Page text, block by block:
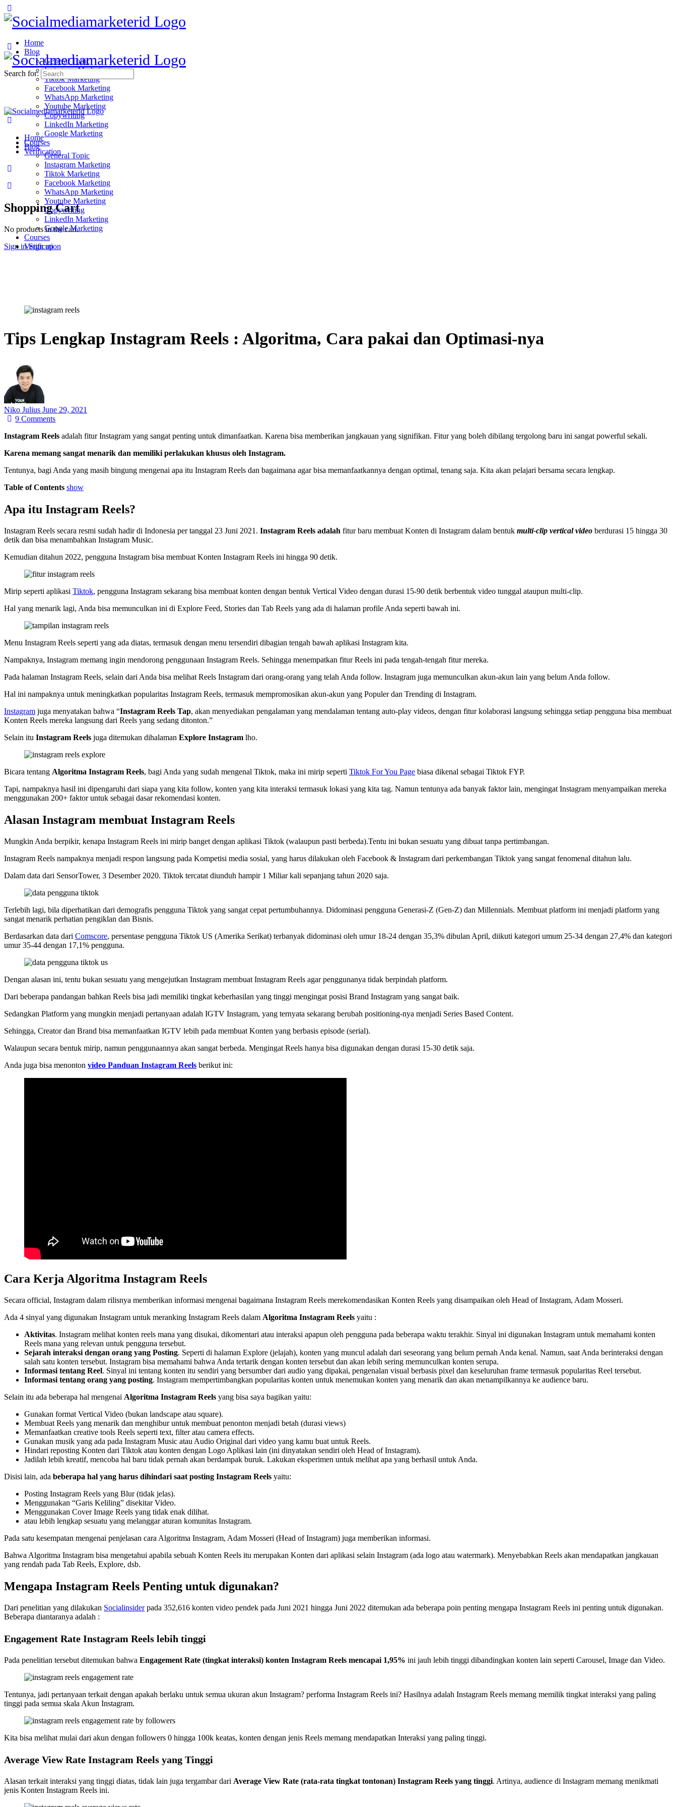
Home
Blog
General Topic
Instagram Marketing
Tiktok Marketing
Facebook Marketing
WhatsApp Marketing
Youtube Marketing
Copywriting
LinkedIn Marketing
Google Marketing
Courses
Verification
Shopping Cart
No products in the cart.
Sign in Sign up
Search for:
Home
Blog
General Topic
Instagram Marketing
Tiktok Marketing
Facebook Marketing
WhatsApp Marketing
Youtube Marketing
Copywriting
LinkedIn Marketing
Google Marketing
Courses
Verification
Tips Lengkap Instagram Reels : Algoritma, Cara pakai dan Optimasi-nya
Niko Julius June 29, 2021
9Comments
Instagram Reels adalah fitur Instagram yang sangat penting untuk dimanfaatkan. Karena bisa memberikan jangkauan yang signifikan. Fitur yang boleh dibilang tergolong baru ini sangat powerful sekali.
Karena memang sangat menarik dan memiliki perlakukan khusus oleh Instagram.
Tentunya, bagi Anda yang masih bingung mengenai apa itu Instagram Reels dan bagaimana agar bisa memanfaatkannya dengan optimal, tenang saja. Kita akan pelajari bersama secara lengkap.
Table of Contents show
Apa itu Instagram Reels?
Instagram Reels secara resmi sudah hadir di Indonesia per tanggal 23 Juni 2021. Instagram Reels adalah fitur baru membuat Konten di Instagram dalam bentuk multi-clip vertical video berdurasi 15 hingga 30
detik dan bisa menambahkan Instagram Music.
Kemudian ditahun 2022, pengguna Instagram bisa membuat Konten Instagram Reels ini hingga 90 detik.
Mirip seperti aplikasi Tiktok, pengguna Instagram sekarang bisa membuat konten dengan bentuk Vertical Video dengan durasi 15-90 detik berbentuk video tunggal ataupun multi-clip.
Hal yang menarik lagi, Anda bisa memunculkan ini di Explore Feed, Stories dan Tab Reels yang ada di halaman profile Anda seperti bawah ini.
Menu Instagram Reels seperti yang ada diatas, termasuk dengan menu tersendiri dibagian tengah bawah aplikasi Instagram kita.
Nampaknya, Instagram memang ingin mendorong penggunaan Instagram Reels. Sehingga menempatkan fitur Reels ini pada tengah-tengah fitur mereka.
Pada halaman Instagram Reels, selain dari Anda bisa melihat Reels Instagram dari orang-orang yang telah Anda follow. Instagram juga memunculkan akun-akun lain yang belum Anda follow.
Hal ini nampaknya untuk meningkatkan popularitas Instagram Reels, termasuk mempromosikan akun-akun yang Populer dan Trending di Instagram.
Instagram juga menyatakan bahwa “Instagram Reels Tap, akan menyediakan pengalaman yang mendalaman tentang auto-play videos, dengan fitur kolaborasi langsung sehingga setiap pengguna bisa membuat
Konten Reels mereka langsung dari Reels yang sedang ditonton.”
Selain itu Instagram Reels juga ditemukan dihalaman Explore Instagram lho.
Bicara tentang Algoritma Instagram Reels, bagi Anda yang sudah mengenal Tiktok, maka ini mirip seperti Tiktok For You Page biasa dikenal sebagai Tiktok FYP.
Tapi, nampaknya hasil ini dipengaruhi dari siapa yang kita follow, konten yang kita interaksi termasuk lokasi yang kita tag. Namun tentunya ada banyak faktor lain, mengingat Instagram menyampaikan mereka
menggunakan 200+ faktor untuk sebagai dasar rekomendasi konten.
Alasan Instagram membuat Instagram Reels
Mungkin Anda berpikir, kenapa Instagram Reels ini mirip banget dengan aplikasi Tiktok (walaupun pasti berbeda).Tentu ini bukan sesuatu yang dibuat tanpa pertimbangan.
Instagram Reels nampaknya menjadi respon langsung pada Kompetisi media sosial, yang harus dilakukan oleh Facebook & Instagram dari perkembangan Tiktok yang sangat fenomenal ditahun lalu.
Dalam data dari SensorTower, 3 Desember 2020. Tiktok tercatat diunduh hampir 1 Miliar kali sepanjang tahun 2020 saja.
Terlebih lagi, bila diperhatikan dari demografis pengguna Tiktok yang sangat cepat pertumbuhannya. Didominasi pengguna Generasi-Z (Gen-Z) dan Millennials. Membuat platform ini menjadi platform yang
sangat menarik perhatian pengiklan dan Bisnis.
Berdasarkan data dari Comscore, persentase pengguna Tiktok US (Amerika Serikat) terbanyak didominasi oleh umur 18-24 dengan 35,3% dibulan April, diikuti kategori umum 25-34 dengan 27,4% dan kategori
umur 35-44 dengan 17,1% pengguna.
Dengan alasan ini, tentu bukan sesuatu yang mengejutkan Instagram membuat Instagram Reels agar penggunanya tidak berpindah platform.
Dari beberapa pandangan bahkan Reels bisa jadi memiliki tingkat keberhasilan yang tinggi mengingat posisi Brand Instagram yang sangat baik.
Sedangkan Platform yang mungkin menjadi pertanyaan adalah IGTV Instagram, yang ternyata sekarang berubah positioning-nya menjadi Series Based Content.
Sehingga, Creator dan Brand bisa memanfaatkan IGTV lebih pada membuat Konten yang berbasis episode (serial).
Walaupun secara bentuk mirip, namun penggunaannya akan sangat berbeda. Mengingat Reels hanya bisa digunakan dengan durasi 15-30 detik saja.
Anda juga bisa menonton video Panduan Instagram Reels berikut ini:
Cara Kerja Algoritma Instagram Reels
Secara official, Instagram dalam rilisnya memberikan informasi mengenai bagaimana Instagram Reels merekomendasikan Konten Reels yang disampaikan oleh Head of Instagram, Adam Mosseri.
Ada 4 sinyal yang digunakan Instagram untuk meranking Instagram Reels dalam Algoritma Instagram Reels yaitu :
Aktivitas. Instagram melihat konten reels mana yang disukai, dikomentari atau interaksi apapun oleh pengguna pada beberapa waktu terakhir. Sinyal ini digunakan Instagram untuk memahami konten
Reels mana yang relevan untuk pengguna tersebut.
Sejarah interaksi dengan orang yang Posting. Seperti di halaman Explore (jelajah), konten yang muncul adalah dari seseorang yang belum pernah Anda kenal. Namun, saat Anda berinteraksi dengan
salah satu konten tersebut. Instagram bisa memahami bahwa Anda tertarik dengan konten tersebut dan akan lebih sering memunculkan konten serupa.
Informasi tentang Reel. Sinyal ini tentang konten itu sendiri yang bersumber dari audio yang dipakai, pengenalan visual berbasis pixel dan keseluruhan frame termasuk popularitas Reel tersebut.
Informasi tentang orang yang posting. Instagram mempertimbangkan popularitas konten untuk menemukan konten yang menarik dan akan menampilkannya ke audience baru.
Selain itu ada beberapa hal mengenai Algoritma Instagram Reels yang bisa saya bagikan yaitu:
Gunakan format Vertical Video (bukan landscape atau square).
Membuat Reels yang menarik dan menghibur untuk membuat penonton menjadi betah (durasi views)
Memanfaatkan creative tools Reels seperti text, filter atau camera effects.
Gunakan musik yang ada pada Instagram Music atau Audio Original dari video yang kamu buat untuk Reels.
Hindari reposting Konten dari Tiktok atau konten dengan Logo Aplikasi lain (ini dinyatakan sendiri oleh Head of Instagram).
Jadilah lebih kreatif, mencoba hal baru tidak pernah akan berdampak buruk. Lakukan eksperimen untuk melihat apa yang berhasil untuk Anda.
Disisi lain, ada beberapa hal yang harus dihindari saat posting Instagram Reels yaitu:
Posting Instagram Reels yang Blur (tidak jelas).
Menggunakan “Garis Keliling” disekitar Video.
Menggunakan Cover Image Reels yang tidak enak dilihat.
atau lebih lengkap sesuatu yang melanggar aturan komunitas Instagram.
Pada satu kesempatan mengenai penjelasan cara Algoritma Instagram, Adam Mosseri (Head of Instagram) juga memberikan informasi.
Bahwa Algoritma Instagram bisa mengetahui apabila sebuah Konten Reels itu merupakan Konten dari aplikasi selain Instagram (ada logo atau watermark). Menyebabkan Reels akan mendapatkan jangkauan
yang rendah pada Tab Reels, Explore, dsb.
Mengapa Instagram Reels Penting untuk digunakan?
Dari penelitian yang dilakukan Socialinsiderpada 352,616 konten video pendek pada Juni 2021 hingga Juni 2022 ditemukan ada beberapa poin penting mengapa Instagram Reels ini penting untuk digunakan.
Beberapa diantaranya adalah :
Engagement Rate Instagram Reels lebih tinggi
Pada penelitian tersebut ditemukan bahwa Engagement Rate (tingkat interaksi) konten Instagram Reels mencapai 1,95% ini jauh lebih tinggi dibandingkan konten lain seperti Carousel, Image dan Video.
Tentunya, jadi pertanyaan terkait dengan apakah berlaku untuk semua ukuran akun Instagram? performa Instagram Reels ini? Hasilnya adalah Instagram Reels memang memilik tingkat interaksi yang paling
tinggi pada semua skala Akun Instagram.
Kita bisa melihat mulai dari akun dengan followers 0 hingga 100k keatas, konten dengan jenis Reels memang mendapatkan Interaksi yang paling tinggi.
Average View Rate Instagram Reels yang Tinggi
Alasan terkait interaksi yang tinggi diatas, tidak lain juga tergambar dari Average View Rate (rata-rata tingkat tontonan) Instagram Reels yang tinggi. Artinya, audience di Instagram memang menikmati
jenis Konten Instagram Reels ini.